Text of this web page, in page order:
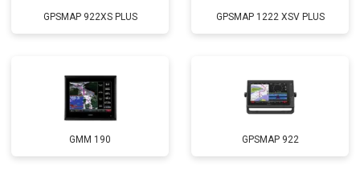
GPSMAP 922XS PLUS GPSMAP 1222 XSV PLUS
GMM 190 GPSMAP 922